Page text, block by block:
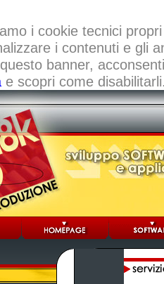
i cookie tecnici
i contenuti e gli
banner,
e scopri come